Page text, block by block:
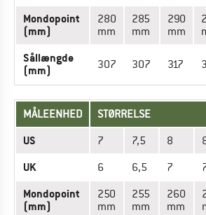
Mondopoint
(mm)
280
mm
285
mm
290
mm
Sållængde
(mm)
307 307 317
MÅLEENHED STØRRELSE
US 7 7,5 8
UK 6 6,5 7
Mondopoint
(mm)
250
mm
255
mm
260
mm